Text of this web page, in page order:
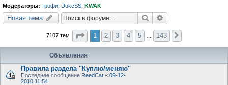
Модераторы: трофи DukeSS KWAK
Новая тема Поиск
7107 тем Страница1 из 143
1 2 3 4 5 143
Объявления
Правила раздела "Куплю/меняю"
Последнее сообщение ReedCat « 09-12-
2010 11:54